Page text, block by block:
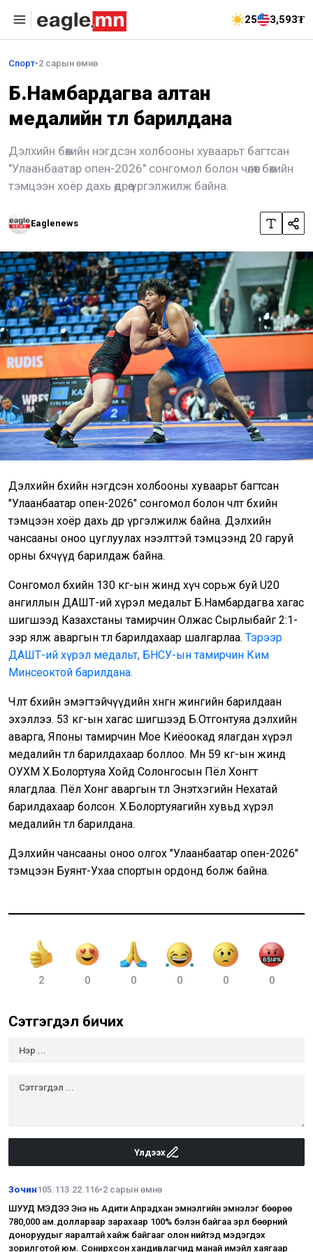
25 3,593₮
Спорт•2 сарын өмнө
Б.Намбардагва алтан
медалийн төлөө барилдана
Дэлхийн бөхийн нэгдсэн холбооны хуваарьт багтсан
"Улаанбаатар опен-2026" сонгомол болон чөлөөт бөхийн
тэмцээн хоёр дахь өдрөө үргэлжилж байна.
Eaglenews
Дэлхийн бөхийн нэгдсэн холбооны хуваарьт багтсан
"Улаанбаатар опен-2026" сонгомол болон чөлөөт бөхийн
тэмцээн хоёр дахь өдрөө үргэлжилж байна. Дэлхийн
чансааны оноо цуглуулах нээлттэй тэмцээнд 20 гаруй
орны бөхчүүд барилдаж байна.
Сонгомол бөхийн 130 кг-ын жинд хүч сорьж буй U20
ангиллын ДАШТ-ий хүрэл медальт Б.Намбардагва хагас
шигшээд Казахстаны тамирчин Олжас Сырлыбайг 2:1-
ээр ялж аваргын төлөө барилдахаар шалгарлаа. Тэрээр
ДАШТ-ий хүрэл медальт, БНСУ-ын тамирчин Ким
Минсеоктой барилдана.
Чөлөөт бөхийн эмэгтэйчүүдийн хөнгөн жингийн барилдаан
эхэллээ. 53 кг-ын хагас шигшээд Б.Отгонтуяа дэлхийн
аварга, Японы тамирчин Мое Киёоокад ялагдан хүрэл
медалийн төлөө барилдахаар боллоо. Мөн 59 кг-ын жинд
ОУХМ Х.Болортуяа Хойд Солонгосын Пёл Хонгт
ялагдлаа. Пёл Хонг аваргын төлөө Энэтхэгийн Нехатай
барилдахаар болсон. Х.Болортуяагийн хувьд хүрэл
медалийн төлөө барилдана.
Дэлхийн чансааны оноо олгох "Улаанбаатар опен-2026"
тэмцээн Буянт-Ухаа спортын ордонд болж байна.
2 0 0 0 0 0
Сэтгэгдэл бичих
Үлдээх
Зочин105.113.22.116•2 сарын өмнө
ШУУД МЭДЭЭ Энэ нь Адити Апрадхан эмнэлгийн эмнэлэг бөөрөө
780,000 ам.доллараар зарахаар 100% бэлэн байгаа эрүүл бөөрний
доноруудыг яаралтай хайж байгааг олон нийтэд мэдэгдэх
зорилготой юм. Сонирхсон хандивлагчид манай имэйл хаягаар